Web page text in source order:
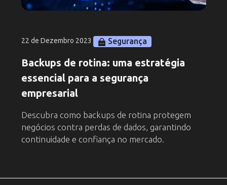
22 de Dezembro 2023 Segurança
Backups de rotina: uma estratégia
essencial para a segurança
empresarial
Descubra como backups de rotina protegem
negócios contra perdas de dados, garantindo
continuidade e confiança no mercado.